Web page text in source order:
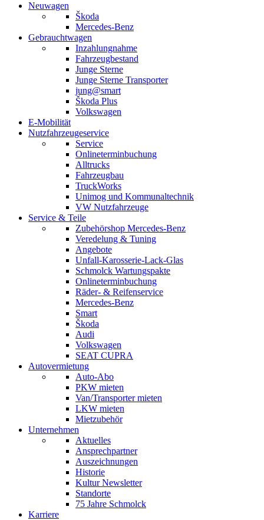
Neuwagen
Škoda
Mercedes-Benz
Gebrauchtwagen
Inzahlungnahme
Fahrzeugbestand
Junge Sterne
Junge Sterne Transporter
jung@smart
Škoda Plus
Volkswagen
E-Mobilität
Nutzfahrzeugeservice
Service
Onlineterminbuchung
Alltrucks
Fahrzeugbau
TruckWorks
Unimog und Kommunaltechnik
VW Nutzfahrzeuge
Service & Teile
Zubehörshop Mercedes-Benz
Veredelung & Tuning
Angebote
Unfall-Karosserie-Lack-Glas
Schmolck Wartungspakte
Onlineterminbuchung
Räder- & Reifenservice
Mercedes-Benz
Smart
Škoda
Audi
Volkswagen
SEAT CUPRA
Autovermietung
Auto-Abo
PKW mieten
Van/Transporter mieten
LKW mieten
Mietzubehör
Unternehmen
Aktuelles
Ansprechpartner
Auszeichnungen
Historie
Kultur Newsletter
Standorte
75 Jahre Schmolck
Karriere